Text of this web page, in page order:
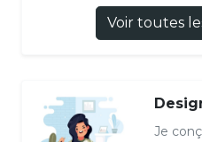
Voir toutes
Je